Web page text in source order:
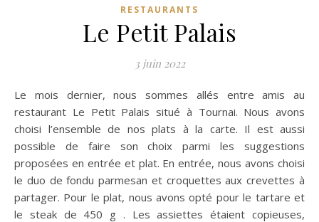
RESTAURANTS
Le Petit Palais
3 juin 2022
Le mois dernier, nous sommes allés entre amis au
restaurant Le Petit Palais situé à Tournai. Nous avons
choisi l’ensemble de nos plats à la carte. Il est aussi
possible de faire son choix parmi les suggestions
proposées en entrée et plat. En entrée, nous avons choisi
le duo de fondu parmesan et croquettes aux crevettes à
partager. Pour le plat, nous avons opté pour le tartare et
le steak de 450 g . Les assiettes étaient copieuses,